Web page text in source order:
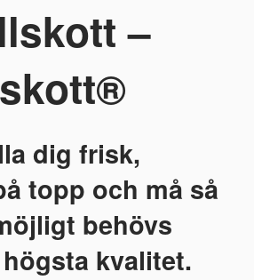
–
dig frisk,
topp och må så
behövs
kvalitet.